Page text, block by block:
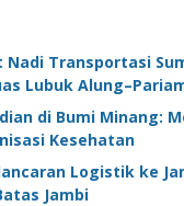
Nadi Transportasi
Lubuk
di Bumi Minang:
Kesehatan
Logistik ke
Jambi